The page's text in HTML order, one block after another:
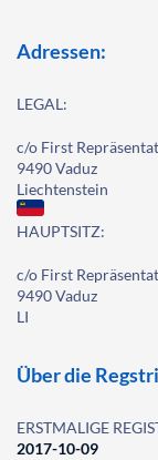
Adressen:
LEGAL:
c/o First
9490 Vaduz
Liechtenstein
HAUPTSITZ:
c/o First
9490 Vaduz
LI
Über die
ERSTMALIGE
2017-10-09